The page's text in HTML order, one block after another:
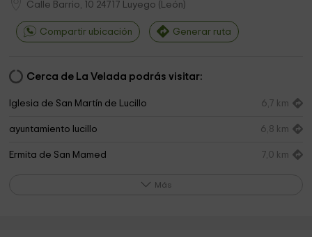
Calle Barrio, 10 24717 Luyego ( León)
Compartir ubicación Generar ruta
Cerca de La Velada podrás visitar:
Iglesia de San Martín de Lucillo 6,7 km
ayuntamiento lucillo 6,8 km
Ermita de San Mamed 7,0 km
Más